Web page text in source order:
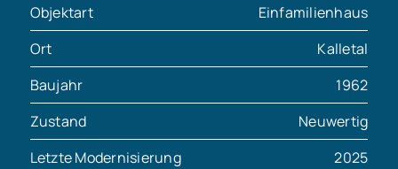
Objektart
Einfamilienhaus
Ort
Kalletal
Baujahr
1962
Zustand
Neuwertig
Letzte Modernisierung
2025